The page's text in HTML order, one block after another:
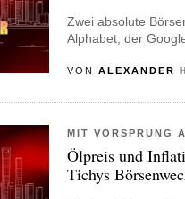
Zwei absolute
Alphabet, der
VON ALEXANDER
MIT VORSPRUNG
Ölpreis und
Tichys